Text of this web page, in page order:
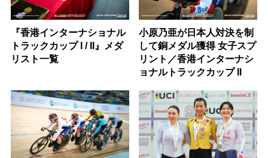
『香港インターナショナル
トラックカップ I / II』メダ
リスト一覧
小原乃亜が日本人対決を制
して銅メダル獲得 女子スプ
リント／香港インターナシ
ョナルトラックカップ II